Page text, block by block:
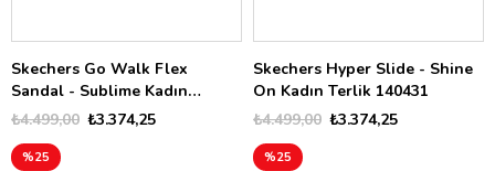
Skechers Go Walk Flex
Sandal - Sublime Kadın
Sandalet 141451
₺3.374,25
₺4.499,00
%25
Skechers Hyper Slide - Shine
On Kadın Terlik 140431
₺3.374,25
₺4.499,00
%25